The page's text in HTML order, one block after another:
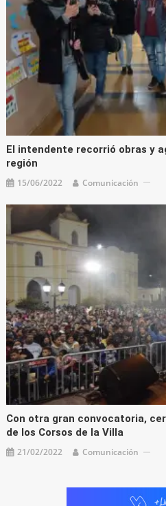
El intendente recorrió obras y
región
15/06/2022 Comunicación
Con otra gran convocatoria,
de los Corsos de la Villa
21/02/2022 Comunicación